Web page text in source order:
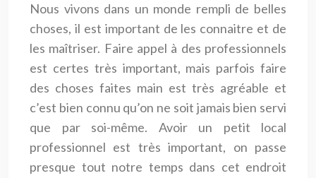
Nous vivons dans un monde rempli de belles
choses, il est important de les connaitre et de
les maîtriser. Faire appel à des professionnels
est certes très important, mais parfois faire
des choses faites main est très agréable et
c’est bien connu qu’on ne soit jamais bien servi
que par soi-même. Avoir un petit local
professionnel est très important, on passe
presque tout notre temps dans cet endroit